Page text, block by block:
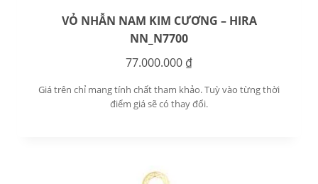
VỎ NHẪN NAM KIM CƯƠNG – HIRA
NN_N7700
77.000.000 ₫
Giá trên chỉ mang tính chất tham khảo. Tuỳ vào từng thời
điểm giá sẽ có thay đổi.